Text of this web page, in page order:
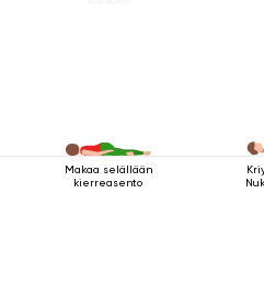
Makaa selällään
kierreasento